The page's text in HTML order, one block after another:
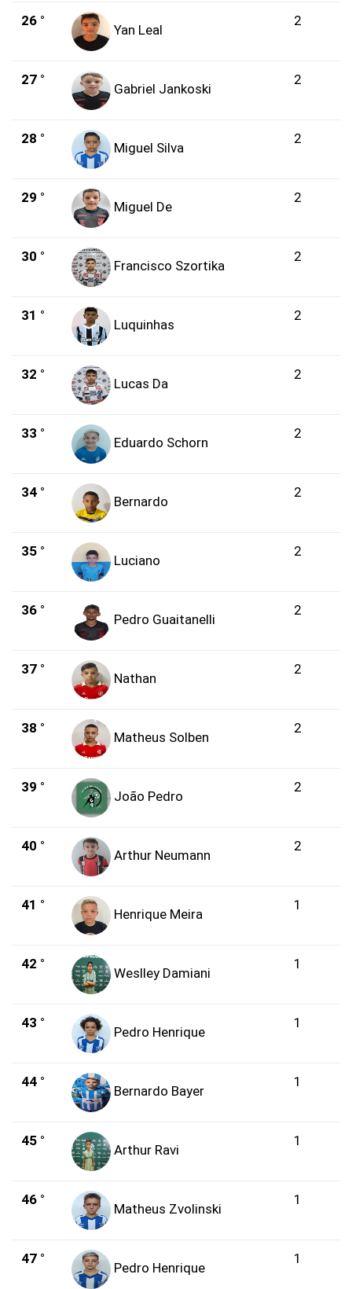
26 °
Yan Leal
2
27 °
Gabriel Jankoski
2
28 °
Miguel Silva
2
29 °
Miguel De
2
30 °
Francisco Szortika
2
31 °
Luquinhas
2
32 °
Lucas Da
2
33 °
Eduardo Schorn
2
34 °
Bernardo
2
35 °
Luciano
2
36 °
Pedro Guaitanelli
2
37 °
Nathan
2
38 °
Matheus Solben
2
39 °
João Pedro
2
40 °
Arthur Neumann
2
41 °
Henrique Meira
1
42 °
Weslley Damiani
1
43 °
Pedro Henrique
1
44 °
Bernardo Bayer
1
45 °
Arthur Ravi
1
46 °
Matheus Zvolinski
1
47 °
Pedro Henrique
1